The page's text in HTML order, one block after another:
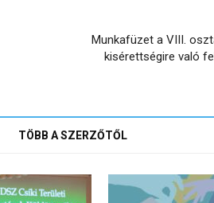
Munkafüzet a VIII.
kisérettségire való
TÖBB A SZERZŐTŐL